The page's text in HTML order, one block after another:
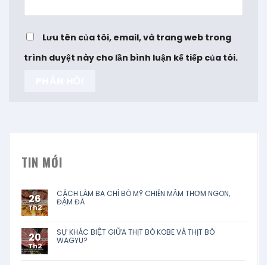
TIN MỚI
26
Th2
CÁCH LÀM BA CHỈ BÒ MỸ CHIÊN MẮM THƠM NGON,
ĐẬM ĐÀ
20
Th2
SỰ KHÁC BIỆT GIỮA THỊT BÒ KOBE VÀ THỊT BÒ
WAGYU?
Lưu tên của tôi, email, và trang web trong
trình duyệt này cho lần bình luận kế tiếp của tôi.